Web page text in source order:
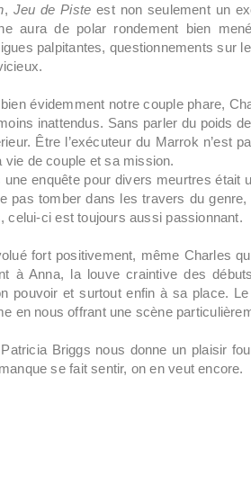
, Jeu de Piste est non seulement un
aura de polar rondement bien
palpitantes, questionnements sur
évidemment notre couple phare,
inattendus. Sans parler du poids
Être l’exécuteur du Marrok
vie de couple et sa mission.
enquête pour divers meurtres était
pas tomber dans les travers du
celui-ci est toujours aussi passionnant.
fort positivement, même Charles
à Anna, la louve craintive des
pouvoir et surtout enfin à sa place.
en nous offrant une scène
Briggs nous donne un plaisir
se fait sentir, on en veut encore.